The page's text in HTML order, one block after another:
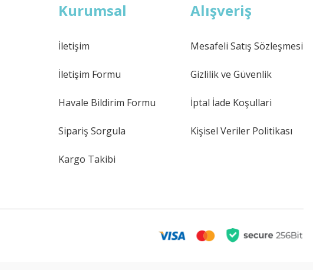
Kurumsal
İletişim
İletişim Formu
Havale Bildirim Formu
Sipariş Sorgula
Kargo Takibi
Alışveriş
Mesafeli Satış Sözleşmesi
Gizlilik ve Güvenlik
İptal İade Koşullari
Kişisel Veriler Politikası